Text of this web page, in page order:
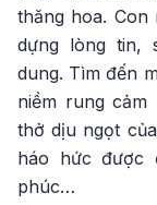
thăng hoa.
dựng lòng tin,
dung. Tìm đến
niềm rung
thở dịu ngọt
háo hức được
phúc…